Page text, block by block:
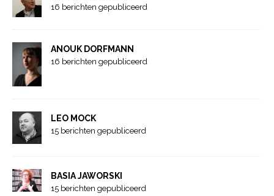
16 berichten gepubliceerd
ANOUK DORFMANN
16 berichten gepubliceerd
LEO MOCK
15 berichten gepubliceerd
BASIA JAWORSKI
15 berichten gepubliceerd